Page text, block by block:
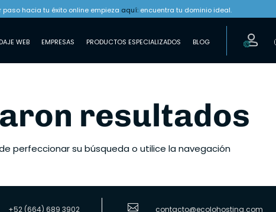
paso hacia tu éxito online empieza aquí: encuentra tu dominio ideal.
WEB EMPRESAS PRODUCTOS ESPECIALIZADOS BLOG
resultados
perfeccionar su búsqueda o utilice la navegación
+52 (664) 689 3902  contacto@ecolohosting.com